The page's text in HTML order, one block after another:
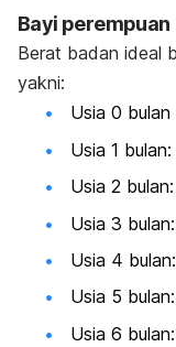
Bayi perempuan
Berat badan ideal
yakni:
Usia 0
Usia 1
Usia 2
Usia 3
Usia 4
Usia 5
Usia 6